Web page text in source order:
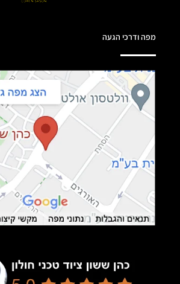
מפה ודרכי הגעה